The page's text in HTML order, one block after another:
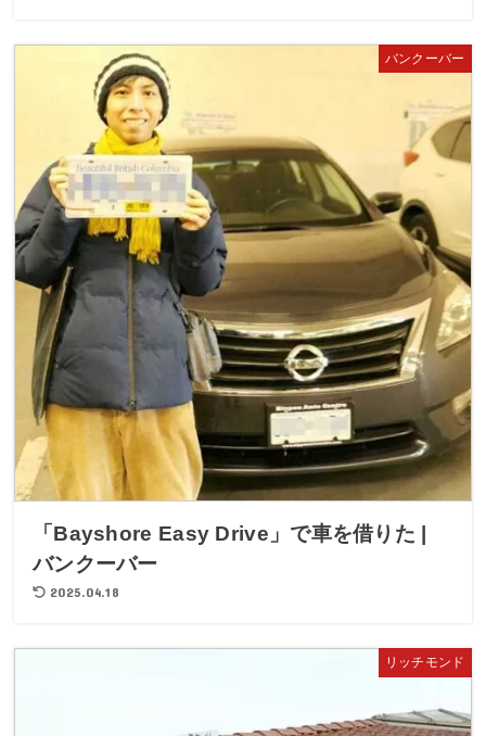
バンクーバー
「Bayshore Easy Drive」で車を借りた |
バンクーバー
2025.04.18
リッチモンド